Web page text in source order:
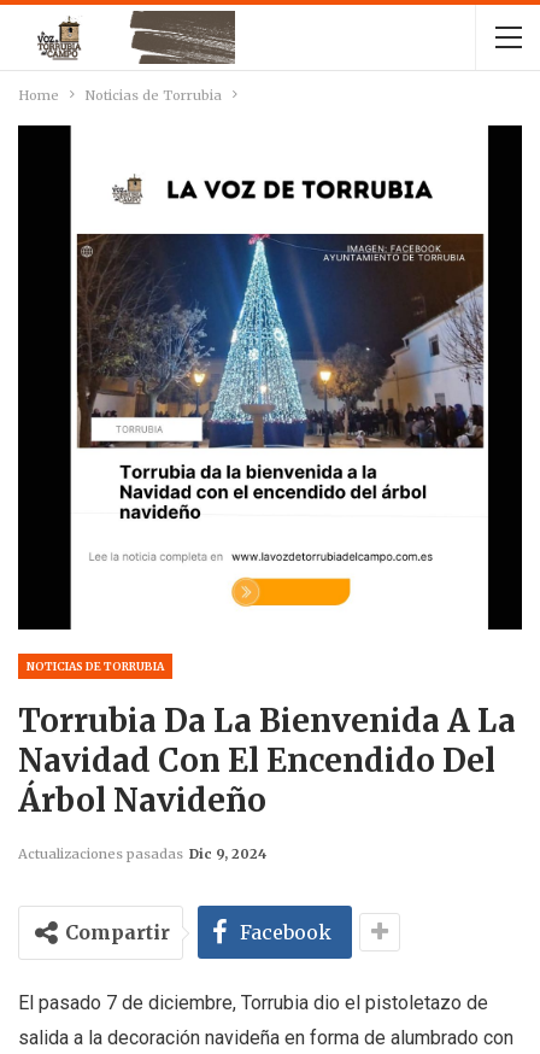
Home Noticias de Torrubia
NOTICIAS DE TORRUBIA
Torrubia Da La Bienvenida A La
Navidad Con El Encendido Del
Árbol Navideño
Actualizaciones pasadas Dic 9, 2024
Compartir Facebook
El pasado 7 de diciembre, Torrubia dio el pistoletazo de
salida a la decoración navideña en forma de alumbrado con